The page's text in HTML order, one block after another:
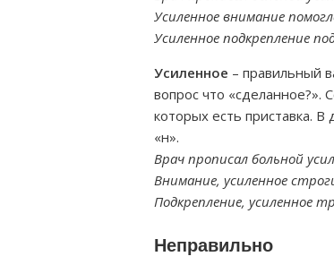
Усиленное внимание
Усиленное подкрепление
Усиленное – правильный
вопрос что «сделанное?».
которых есть приставка.
«н».
Врач прописал больной
Внимание, усиленное
Подкрепление, усиленное
Неправильно